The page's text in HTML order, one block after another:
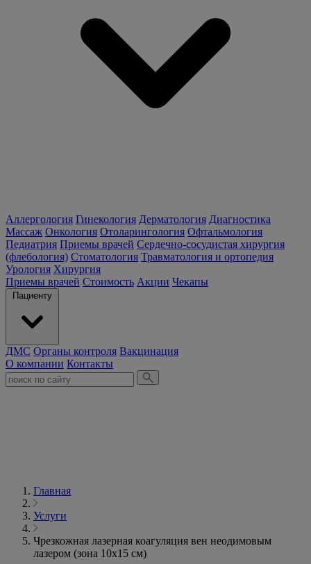
Аллергология Гинекология Дерматология Диагностика
Массаж Онкология Отоларингология Офтальмология
Педиатрия Приемы врачей Сердечно-сосудистая хирургия
(флебология) Стоматология Травматология и ортопедия
Урология Хирургия
Приемы врачей Стоимость Акции Чекапы
Пациенту
ДМС Органы контроля Вакцинация
О компании Контакты
Главная
Услуги
Чрезкожная лазерная коагуляция вен неодимовым
лазером (зона 10х15 см)